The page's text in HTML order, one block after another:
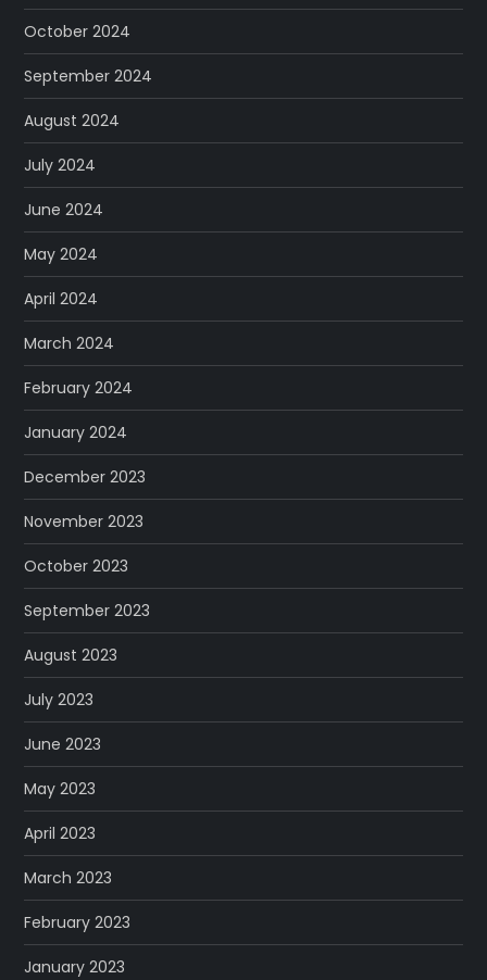
October 2024
September 2024
August 2024
July 2024
June 2024
May 2024
April 2024
March 2024
February 2024
January 2024
December 2023
November 2023
October 2023
September 2023
August 2023
July 2023
June 2023
May 2023
April 2023
March 2023
February 2023
January 2023